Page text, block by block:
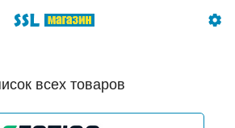
всех товаров